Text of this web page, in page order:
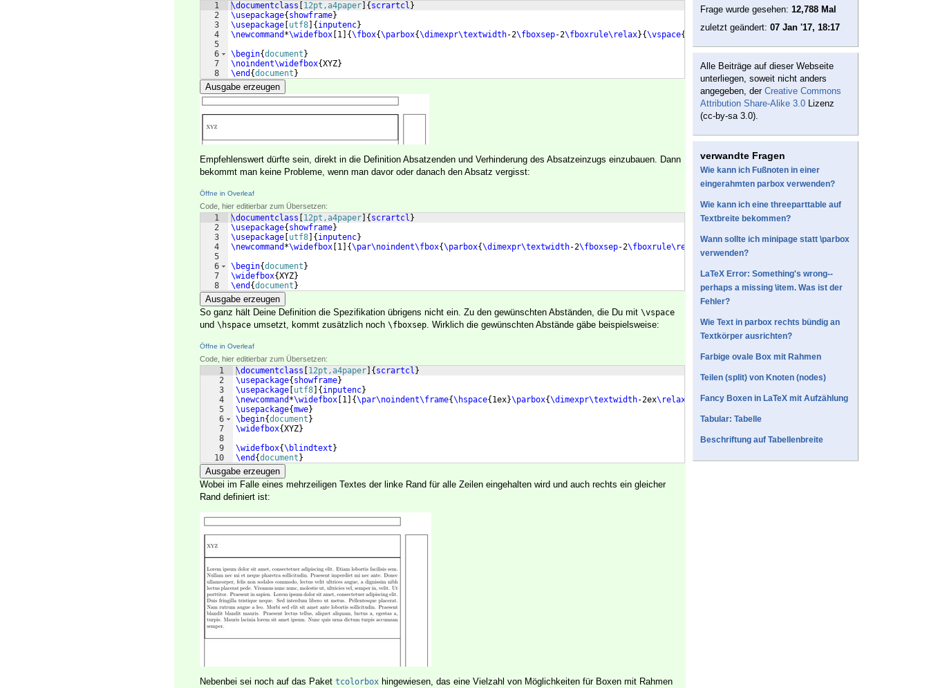
1
2
3
4
5
6
7
8
\documentclass 12pt,a4paper { scrartcl }
\usepackage{ showframe}
\usepackage utf8 { inputenc}
\newcommand *\widefbox 1 {\fbox{\parbox{\dimexpr\textwidth-2\fboxsep-2\fboxrule\relax}{\vspace{ \baselineskip 1ex
\begin{document }
\noindent\widefbox{XYZ}
\end {document }
Ausgabe erzeugen
Empfehlenswert dürfte sein, direkt in die Definition Absatzenden und Verhinderung des Absatzeinzugs einzubauen. Dann
bekommt man keine Probleme, wenn man davor oder danach den Absatz vergisst:
Öffne in Overleaf
Code, hier editierbar zum Übersetzen:
1
2
3
4
5
6
7
8
\documentclass 12pt,a4paper { scrartcl }
\usepackage{ showframe}
\usepackage utf8 { inputenc}
\newcommand *\widefbox 1 {\par\noindent\fbox{\parbox{\dimexpr\textwidth-2\fboxsep-2\fboxrule\relax
\begin{document }
\widefbox{XYZ}
\end {document }
Ausgabe erzeugen
So ganz hält Deine Definition die Spezifikation übrigens nicht ein. Zu den gewünschten Abständen, die Du mit \vspace
und \hspace umsetzt, kommt zusätzlich noch \fboxsep. Wirklich die gewünschten Abstände gäbe beispielsweise:
Öffne in Overleaf
Code, hier editierbar zum Übersetzen:
1
2
3
4
5
6
7
8
9
10
\documentclass 12pt,a4paper { scrartcl }
\usepackage{ showframe}
\usepackage utf8 { inputenc}
\newcommand *\widefbox 1 {\par\noindent\frame{\hspace{ 1ex}\parbox{\dimexpr\textwidth-2ex\relax \vspace{1.5\baselineskip}#1\vspace
\usepackage{mwe}
\begin{document }
\widefbox{XYZ}
\widefbox{\blindtext }
\end {document }
Ausgabe erzeugen
Wobei im Falle eines mehrzeiligen Textes der linke Rand für alle Zeilen eingehalten wird und auch rechts ein gleicher
Rand definiert ist:
Nebenbei sei noch auf das Paket tcolorbox hingewiesen, das eine Vielzahl von Möglichkeiten für Boxen mit Rahmen
Frage wurde gesehen: 12,788 Mal
zuletzt geändert: 07 Jan '17, 18:17
Alle Beiträge auf dieser Webseite
unterliegen, soweit nicht anders
angegeben, der Creative Commons
Attribution Share-Alike 3.0 Lizenz
(cc-by-sa 3.0).
verwandte Fragen
Wie kann ich Fußnoten in einer
eingerahmten parbox verwenden?
Wie kann ich eine threeparttable auf
Textbreite bekommen?
Wann sollte ich minipage statt \parbox
verwenden?
LaTeX Error: Something's wrong--
perhaps a missing \item. Was ist der
Fehler?
Wie Text in parbox rechts bündig an
Textkörper ausrichten?
Farbige ovale Box mit Rahmen
Teilen (split) von Knoten (nodes)
Fancy Boxen in LaTeX mit Aufzählung
Tabular: Tabelle
Beschriftung auf Tabellenbreite